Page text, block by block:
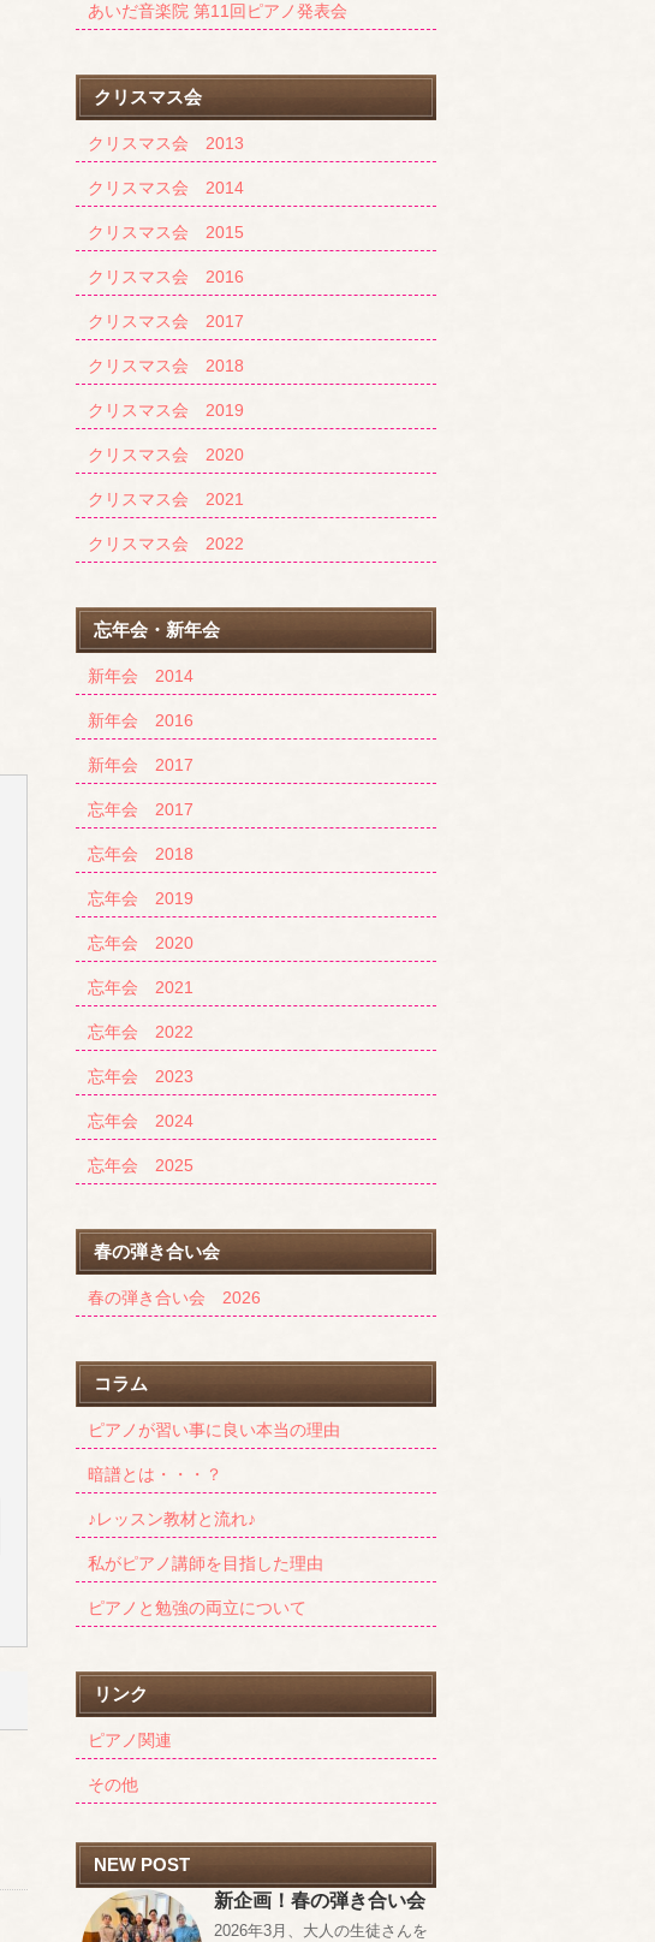
あいだ音楽院 第11回ピアノ発表会
クリスマス会
クリスマス会 2013
クリスマス会 2014
クリスマス会 2015
クリスマス会 2016
クリスマス会 2017
クリスマス会 2018
クリスマス会 2019
クリスマス会 2020
クリスマス会 2021
クリスマス会 2022
忘年会・新年会
新年会 2014
新年会 2016
新年会 2017
忘年会 2017
忘年会 2018
忘年会 2019
忘年会 2020
忘年会 2021
忘年会 2022
忘年会 2023
忘年会 2024
忘年会 2025
春の弾き合い会
春の弾き合い会 2026
コラム
ピアノが習い事に良い本当の理由
暗譜とは・・・？
♪レッスン教材と流れ♪
私がピアノ講師を目指した理由
ピアノと勉強の両立について
リンク
ピアノ関連
その他
NEW POST
新企画！春の弾き合い会
2026年3月、大人の生徒さんを